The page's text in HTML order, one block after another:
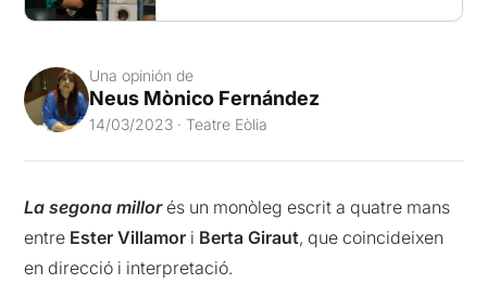
Una opinión de
Neus Mònico Fernández
14/03/2023 · Teatre Eòlia
La segona millorés un monòleg escrit a quatre mans
entre Ester Villamor i Berta Giraut, que coincideixen
en direcció i interpretació.